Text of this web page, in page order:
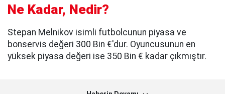
Ne Kadar, Nedir?
Stepan Melnikov isimli futbolcunun piyasa ve
bonservis değeri 300 Bin €'dur. Oyuncusunun en
yüksek piyasa değeri ise 350 Bin € kadar çıkmıştır.